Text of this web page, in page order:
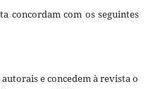
concordam com os seguintes
e concedem à revista o